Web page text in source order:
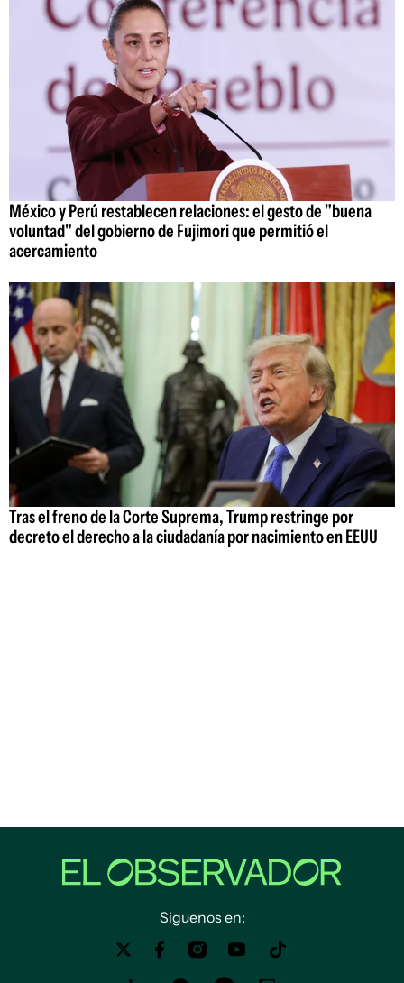
México y Perú restablecen relaciones: el gesto de "buena
voluntad" del gobierno de Fujimori que permitió el
acercamiento
Tras el freno de la Corte Suprema, Trump restringe por
decreto el derecho a la ciudadanía por nacimiento en EEUU
Siguenos en: